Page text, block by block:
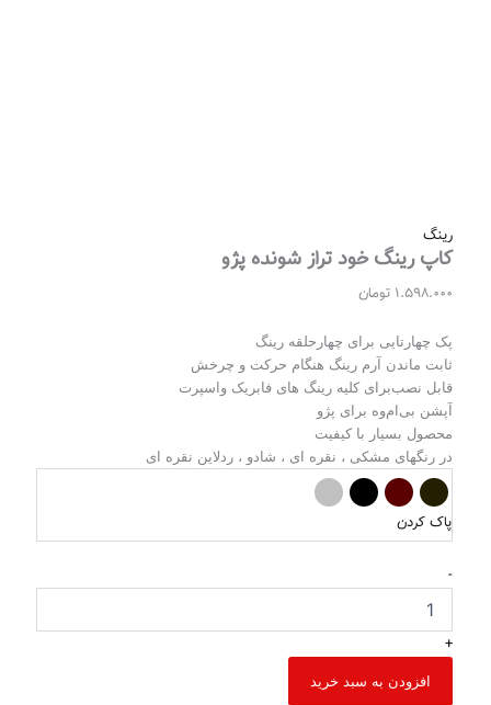
رینگ
کاپ رینگ خود تراز شونده پژو
1.598.000 تومان
پک چهارتایی برای چهارحلقه رینگ
ثابت ماندن آرم رینگ هنگام حرکت و چرخش
قابل نصب‌برای کلیه رینگ های فابریک و‌اسپرت
آپشن بی‌ام‌وه برای پژو
محصول بسیار با کیفیت
در رنگهای مشکی ، نقره ای ، شادو ، ردلاین نقره ای
پاک کردن
-
+
افزودن به سبد خرید